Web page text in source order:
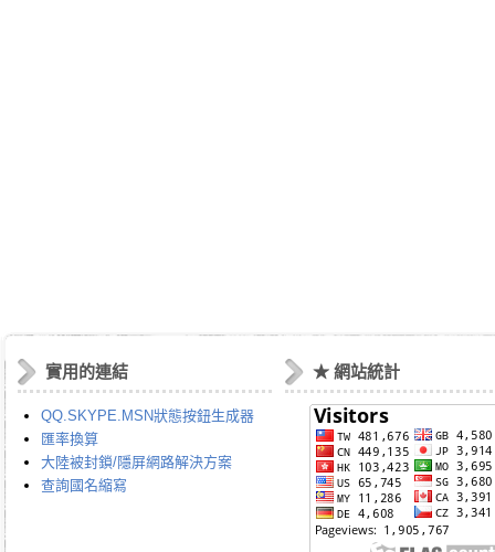
實用的連結
QQ.SKYPE.MSN狀態按鈕生成器
匯率換算
大陸被封鎖/隱屏網路解決方案
查詢國名縮寫
★ 網站統計